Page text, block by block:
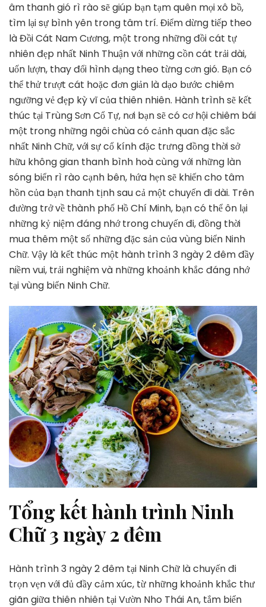
âm thanh gió rì rào sẽ giúp bạn tạm quên mọi xô bồ,
tìm lại sự bình yên trong tâm trí. Điểm dừng tiếp theo
là Đồi Cát Nam Cương, một trong những đồi cát tự
nhiên đẹp nhất Ninh Thuận với những cồn cát trải dài,
uốn lượn, thay đổi hình dạng theo từng cơn gió. Bạn có
thể thử trượt cát hoặc đơn giản là dạo bước chiêm
ngưỡng vẻ đẹp kỳ vĩ của thiên nhiên. Hành trình sẽ kết
thúc tại Trùng Sơn Cổ Tự, nơi bạn sẽ có cơ hội chiêm bái
một trong những ngôi chùa có cảnh quan đặc sắc
nhất Ninh Chữ, với sự cổ kính đặc trưng đồng thời sở
hữu không gian thanh bình hoà cùng với những làn
sóng biển rì rào cạnh bên, hứa hẹn sẽ khiến cho tâm
hồn của bạn thanh tịnh sau cả một chuyến đi dài. Trên
đường trở về thành phố Hồ Chí Minh, bạn có thể ôn lại
những kỷ niệm đáng nhớ trong chuyến đi, đồng thời
mua thêm một số những đặc sản của vùng biển Ninh
Chữ. Vậy là kết thúc một hành trình 3 ngày 2 đêm đầy
niềm vui, trải nghiệm và những khoảnh khắc đáng nhớ
tại vùng biển Ninh Chữ.
Tổng kết hành trình Ninh
Chữ 3 ngày 2 đêm
Hành trình 3 ngày 2 đêm tại Ninh Chữ là chuyến đi
trọn vẹn với đủ đầy cảm xúc, từ những khoảnh khắc thư
giãn giữa thiên nhiên tại Vườn Nho Thái An, tắm biển